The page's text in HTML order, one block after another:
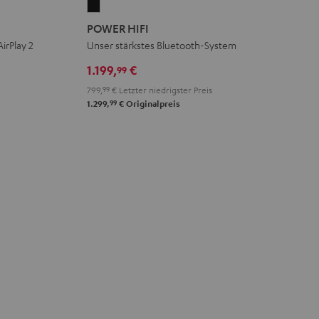
2
HIFI
Schwarz
POWER HIFI
Unser stärkstes Bluetooth-System
1.199,99 €
799, 99 € Letzter niedrigster Preis
1.299,99 € Originalpreis